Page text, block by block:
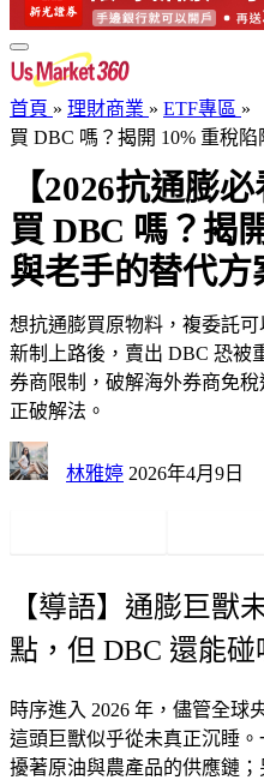
首頁 » 理財商業 » ETF專區 »
買 DBC 嗎？揭開 10% 重稅
【2026抗通膨
買 DBC 嗎？揭
與老手的替代方
想抗通膨買原物料，複委託
新制上路後，賣出 DBC 恐被
券商限制，破解海外券商免
正破解法。
林雅婷 2026年4月9日
【導語】通膨巨獸
點，但 DBC 還能碰
時序進入 2026 年，儘管全球
這頭巨獸似乎從未真正沉睡
擾著原油與農產品的供應鏈